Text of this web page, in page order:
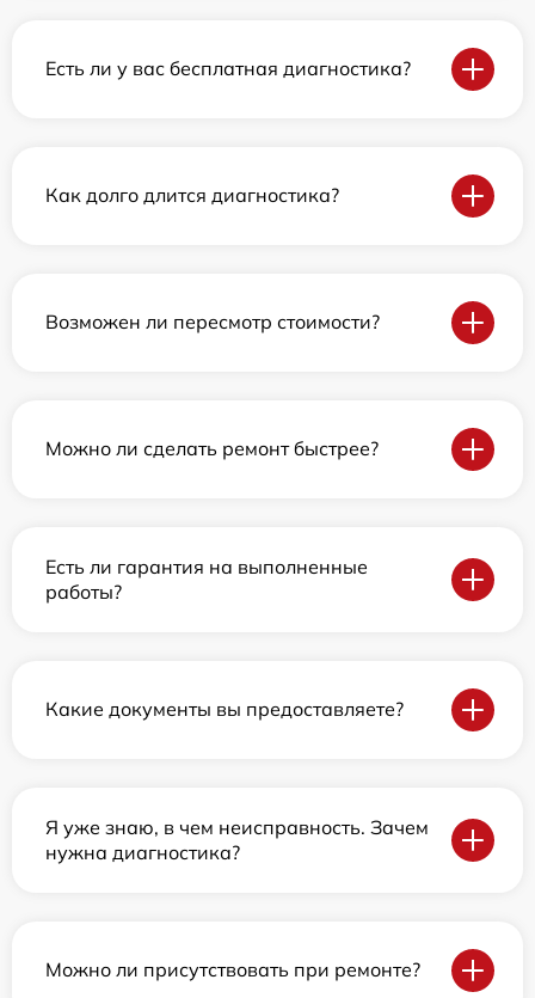
Есть ли у вас бесплатная диагностика?
Как долго длится диагностика?
Возможен ли пересмотр стоимости?
Можно ли сделать ремонт быстрее?
Есть ли гарантия на выполненные
работы?
Какие документы вы предоставляете?
Я уже знаю, в чем неисправность. Зачем
нужна диагностика?
Можно ли присутствовать при ремонте?